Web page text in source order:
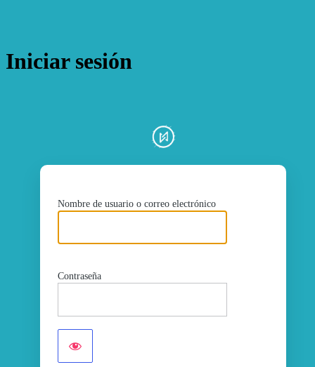
Iniciar sesión
Nombre de usuario o correo electrónico
Contraseña